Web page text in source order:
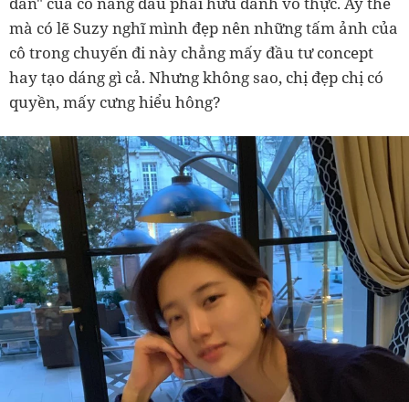
mà có lẽ Suzy nghĩ mình đẹp nên những tấm ảnh của
cô trong chuyến đi này chẳng mấy đầu tư concept
hay tạo dáng gì cả. Nhưng không sao, chị đẹp chị có
quyền, mấy cưng hiểu hông?